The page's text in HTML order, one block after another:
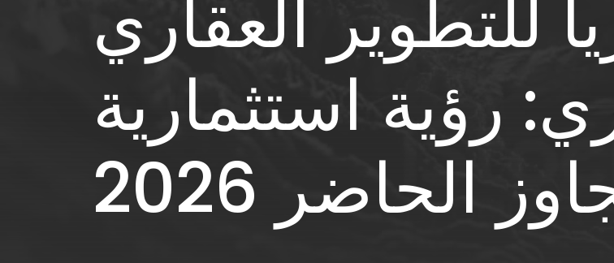
للتطوير العقاري
رؤية استثمارية
الحاضر 2026